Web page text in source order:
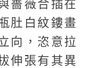
薔薇合插在
肚白紋鏤畫
向，恣意拉
伸張有其異